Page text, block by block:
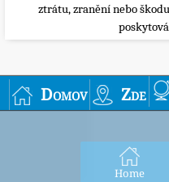
ztrátu, zranění nebo
Domov Zde
Home